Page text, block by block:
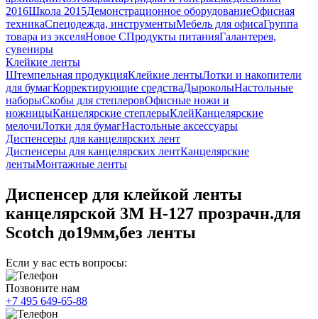
2016Школа 2015Демонстрационное оборудованиеОфисная
техникаСпецодежда, инструментыМебель для офисаГруппа
товара из экселяНовое СПродукты питанияГалантерея,
сувениры
Клейкие ленты
Штемпельная продукцияКлейкие лентыЛотки и накопители
для бумагКорректирующие средстваДыроколыНастольные
наборыСкобы для степлеровОфисные ножи и
ножницыКанцелярские степлерыКлейКанцелярские
мелочиЛотки для бумагНастольные аксессуары
Диспенсеры для канцелярских лент
Диспенсеры для канцелярских лентКанцелярские
лентыМонтажные ленты
Диспенсер для клейкой ленты
канцелярской 3M H-127 прозрачн.для
Scotch до19мм,без ленты
Если у вас есть вопросы:
Позвоните нам
+7 495 649-65-88